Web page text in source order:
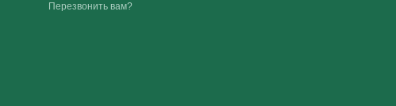
Перезвонить вам?